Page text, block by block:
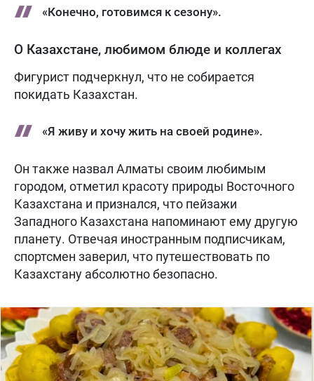
«Конечно, готовимся к сезону».
О Казахстане, любимом блюде и коллегах
Фигурист подчеркнул, что не собирается
покидать Казахстан.
«Я живу и хочу жить на своей родине».
Он также назвал Алматы своим любимым
городом, отметил красоту природы Восточного
Казахстана и признался, что пейзажи
Западного Казахстана напоминают ему другую
планету. Отвечая иностранным подписчикам,
спортсмен заверил, что путешествовать по
Казахстану абсолютно безопасно.